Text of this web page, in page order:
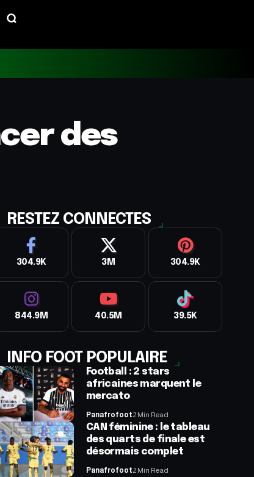
des
RESTEZ CONNECTES
304.9K 3M 304.9K
844.9M 40.5M 39.5K
INFO FOOT POPULAIRE
Football : 2 stars
africaines marquent le
mercato
Panafrofoot2 Min Read
CAN féminine : le tableau
des quarts de finale est
désormais complet
Panafrofoot2 Min Read